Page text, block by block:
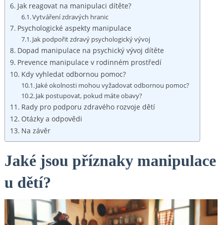
Jak reagovat na manipulaci dítěte?
Vytváření zdravých hranic
Psychologické aspekty manipulace
Jak podpořit zdravý psychologický vývoj
Dopad manipulace na psychický vývoj dítěte
Prevence manipulace v rodinném prostředí
Kdy vyhledat odbornou pomoc?
Jaké okolnosti mohou vyžadovat odbornou pomoc?
Jak postupovat, pokud máte obavy?
Rady pro podporu zdravého rozvoje dětí
Otázky a odpovědi
Na závěr
Jaké jsou příznaky manipulace
u dětí?